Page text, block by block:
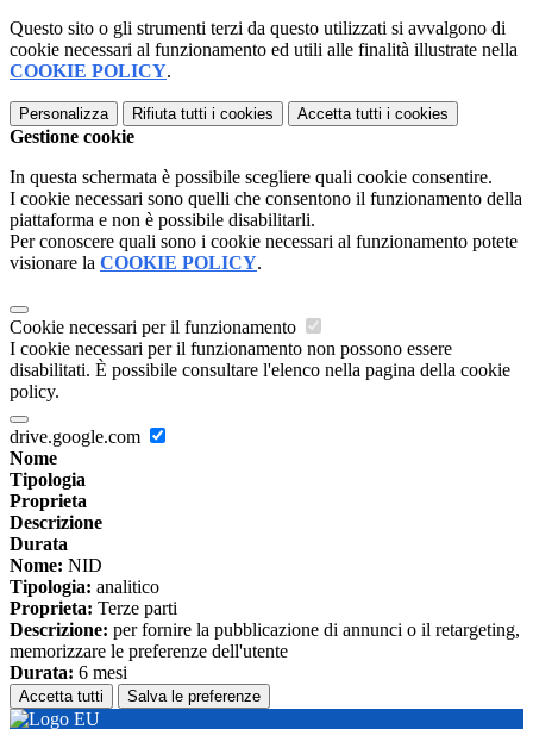
Questo sito o gli strumenti terzi da questo utilizzati si avvalgono di
cookie necessari al funzionamento ed utili alle finalità illustrate nella
COOKIE POLICY.
Personalizza Rifiuta tutti i cookies Accetta tutti i cookies
Gestione cookie
In questa schermata è possibile scegliere quali cookie consentire.
I cookie necessari sono quelli che consentono il funzionamento della
piattaforma e non è possibile disabilitarli.
Per conoscere quali sono i cookie necessari al funzionamento potete
visionare la COOKIE POLICY.
Cookie necessari per il funzionamento
I cookie necessari per il funzionamento non possono essere
disabilitati. È possibile consultare l'elenco nella pagina della cookie
policy.
drive.google.com
Nome
Tipologia
Proprieta
Descrizione
Durata
Nome: NID
Tipologia: analitico
Proprieta: Terze parti
Descrizione: per fornire la pubblicazione di annunci o il retargeting,
memorizzare le preferenze dell'utente
Durata: 6 mesi
Accetta tutti Salva le preferenze